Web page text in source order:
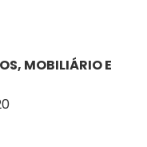
MOBILIÁRIO E